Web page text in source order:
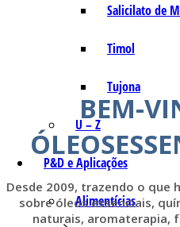
Salicilato de
Timol
Tujona
U – Z
P&D e Aplicações
Alimentícias
BEM-
Desde 2009, trazendo o que
sobre óleos essenciais,
naturais, aromaterapia,